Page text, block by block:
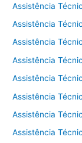
Assistência
Assistência
Assistência
Assistência
Assistência
Assistência
Assistência
Assistência